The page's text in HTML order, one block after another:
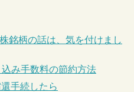
銘柄の話は、気を付けまし
み手数料の節約方法
手続したら